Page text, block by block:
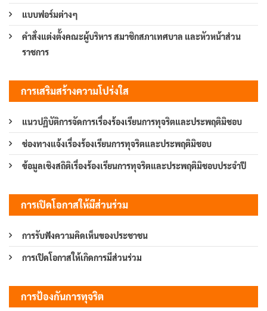
แบบฟอร์มต่างๆ
คำสั่งแต่งตั้งคณะผู้บริหาร สมาชิกสภาเทศบาล และหัวหน้าส่วน
ราชการ
การเสริมสร้างความโปร่งใส
แนวปฏิบัติการจัดการเรื่องร้องเรียนการทุจริตและประพฤติมิชอบ
ช่องทางแจ้งเรื่องร้องเรียนการทุจริตและประพฤติมิชอบ
ข้อมูลเชิงสถิติเรื่องร้องเรียนการทุจริตและประพฤติมิชอบประจำปี
การเปิดโอกาสให้มีส่วนร่วม
การรับฟังความคิดเห็นของประชาชน
การเปิดโอกาสให้เกิดการมีส่วนร่วม
การป้องกันการทุจริต